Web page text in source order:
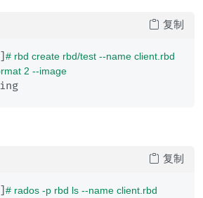
# rbd create rbd/test --name client.rbd
2 --image
复制
# rados -p rbd ls --name client.rbd
复制